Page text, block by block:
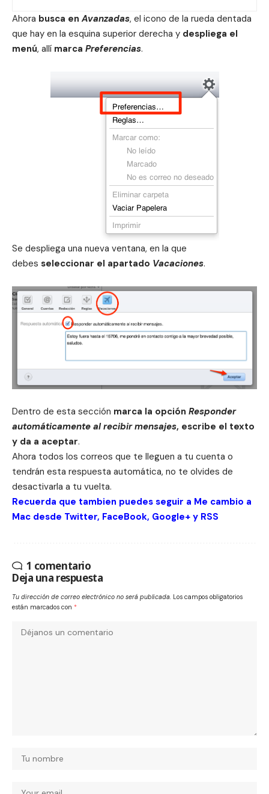
Ahora busca en Avanzadas, el icono de la rueda dentada
que hay en la esquina superior derecha y despliega el
menú, allí marca Preferencias.
Se despliega una nueva ventana, en la que
debes seleccionar el apartado Vacaciones.
Dentro de esta sección marca la opción Responder
automáticamente al recibir mensajes, escribe el texto
y da a aceptar.
Ahora todos los correos que te lleguen a tu cuenta o
tendrán esta respuesta automática, no te olvides de
desactivarla a tu vuelta.
Recuerda que tambien puedes seguir a Me cambio a
Mac desde Twitter, FaceBook, Google+ y RSS
1 comentario
Deja una respuesta
Tu dirección de correo electrónico no será publicada. Los campos obligatorios
están marcados con *